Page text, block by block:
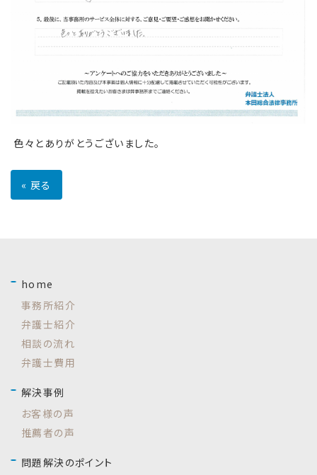
色々とありがとうございました。
« 戻る
home
事務所紹介
弁護士紹介
相談の流れ
弁護士費用
解決事例
お客様の声
推薦者の声
問題解決のポイント